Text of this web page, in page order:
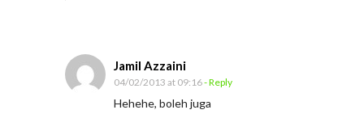
Jamil Azzaini
04/02/2013 at 09:16- Reply
Hehehe, boleh juga